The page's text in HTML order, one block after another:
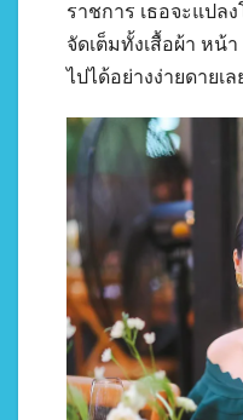
ราชการ เธอจะแปล
จัดเต็มทั้งเสื้อผ้า หน้
ไปได้อย่างง่ายดายเล